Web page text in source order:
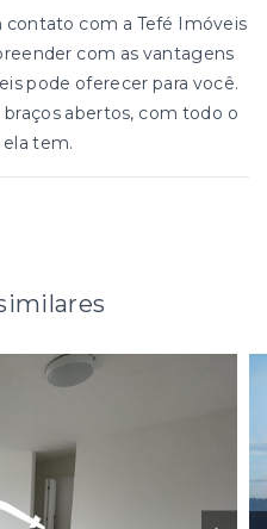
com a Tefé Imóveis
com as vantagens
pode oferecer para você.
braços abertos, com todo o
tem.